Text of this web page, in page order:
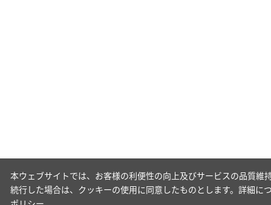
本ウェブサイトでは、お客様の利便性の向上及びサービスの品質
続行した場合は、クッキーの使用に同意したものとします。詳細